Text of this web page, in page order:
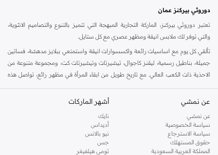
دوروثي بيركنز عمان
تعتبر دوروثي بيركنز، الماركة التجارية المبهجة التي تتميز بالتنوع والتصاميم الانثوية،
والتي توفر لك ملابس انيقة ومظهر عصري مع كل ستايل.
تألقي كل يوم مع اساسيات رائعة واكسسوارات انيقة واستمتعي ببلايز مدهشة، فساتين
جميلة، بناطيل رسمية، ليقنز كاجوال، تيشيرتات وتيشيرتات كت، ومجموعة متنوعة من
الاحذية ذات الكعب العالي. مع تاريخ طويل من ابقاء المرأة في مظهر رائع، تواصل هذه
كنت تقومين بتجديد خزانة ملابسك الملائمة للعمل، البحث عن فستان مثالي للحفلات او
اليه.
تسوقي دوروثي بيركنز اون لاين مسقط
تسوقي دوروثي بيركنز اون لاين من نمشي واستمتعي باكثر من الف ستايل من مجموعة
عن نمشي
عن نمشي
سياسة الخصوصية
سياسة الاسترجاع
حقوق المستهلك
المملكة العربية السعودية
أشهر الماركات
نايك
أديداس
نيو بالانس
جس
تومي هيلفيغر